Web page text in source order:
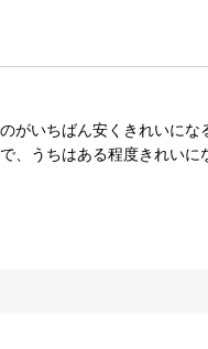
がいちばん安くきれいに
、うちはある程度きれい